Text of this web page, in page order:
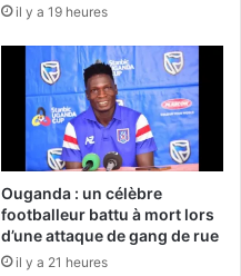
il y a 19 heures
Ouganda : un célèbre
footballeur battu à mort lors
d’une attaque de gang de rue
il y a 21 heures